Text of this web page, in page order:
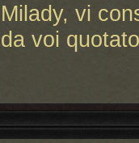
Milady, vi
da voi